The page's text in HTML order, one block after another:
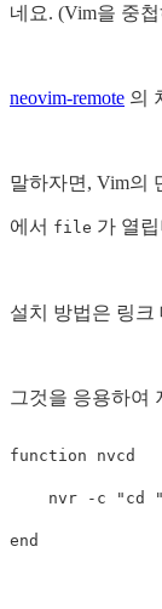
네요. (Vim을 중
neovim-remote 의
말하자면, Vim의
에서 file 가 열
설치 방법은 링크
그것을 응용하여
function nvcd
nvr -c "cd